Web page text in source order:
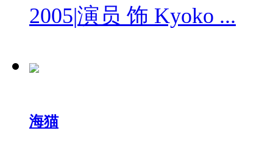
2005|演员 饰 Kyoko ...
海猫